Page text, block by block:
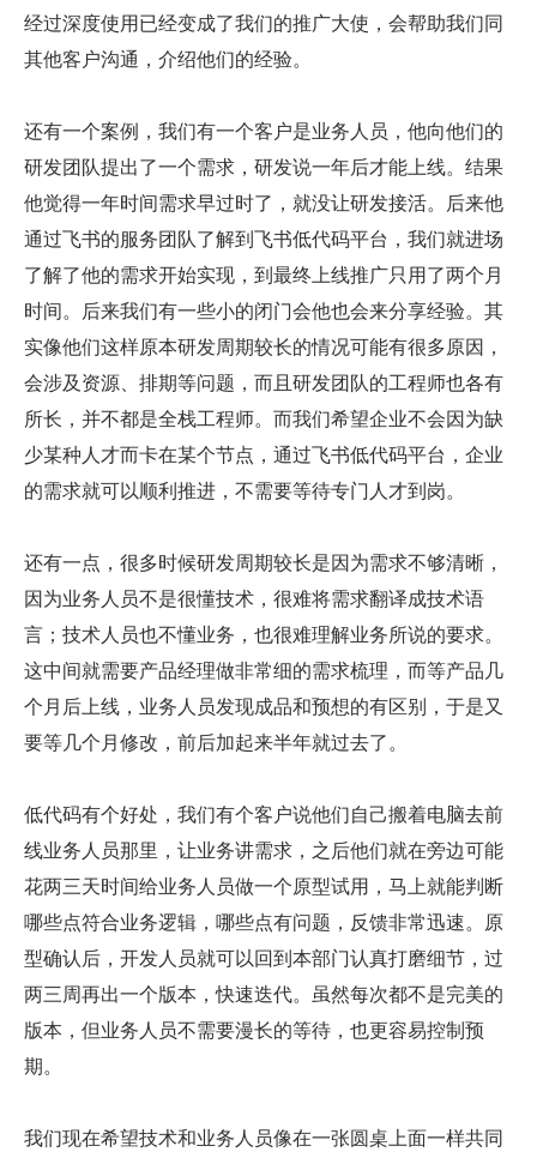
经过深度使用已经变成了我们的推广大使，会帮助我们同
其他客户沟通，介绍他们的经验。
还有一个案例，我们有一个客户是业务人员，他向他们的
研发团队提出了一个需求，研发说一年后才能上线。结果
他觉得一年时间需求早过时了，就没让研发接活。后来他
通过飞书的服务团队了解到飞书低代码平台，我们就进场
了解了他的需求开始实现，到最终上线推广只用了两个月
时间。后来我们有一些小的闭门会他也会来分享经验。其
实像他们这样原本研发周期较长的情况可能有很多原因，
会涉及资源、排期等问题，而且研发团队的工程师也各有
所长，并不都是全栈工程师。而我们希望企业不会因为缺
少某种人才而卡在某个节点，通过飞书低代码平台，企业
的需求就可以顺利推进，不需要等待专门人才到岗。
还有一点，很多时候研发周期较长是因为需求不够清晰，
因为业务人员不是很懂技术，很难将需求翻译成技术语
言；技术人员也不懂业务，也很难理解业务所说的要求。
这中间就需要产品经理做非常细的需求梳理，而等产品几
个月后上线，业务人员发现成品和预想的有区别，于是又
要等几个月修改，前后加起来半年就过去了。
低代码有个好处，我们有个客户说他们自己搬着电脑去前
线业务人员那里，让业务讲需求，之后他们就在旁边可能
花两三天时间给业务人员做一个原型试用，马上就能判断
哪些点符合业务逻辑，哪些点有问题，反馈非常迅速。原
型确认后，开发人员就可以回到本部门认真打磨细节，过
两三周再出一个版本，快速迭代。虽然每次都不是完美的
版本，但业务人员不需要漫长的等待，也更容易控制预
期。
我们现在希望技术和业务人员像在一张圆桌上面一样共同